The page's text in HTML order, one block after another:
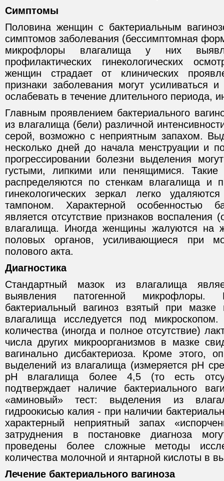
Симптомы
Половина женщин с бактериальным
симптомов заболевания (бессимптомная
микрофлоры влагалища у них
профилактических гинекологических
женщин страдает от клинических
признаки заболевания могут усиливаться
ослабевать в течение длительного периода,
Главным проявлением бактериального
из влагалища (бели) различной
серой, возможно с неприятным запахом.
несколько дней до начала менструации и
прогрессировании болезни выделения
густыми, липкими или пенящимися. Такие
распределяются по стенкам влагалища и
гинекологических зеркал легко
тампоном. Характерной особенностью
является отсутствие признаков воспаления
влагалища. Иногда женщины жалуются на
половых органов, усиливающиеся при
полового акта.
Диагностика
Стандартный мазок из влагалища
выявления патогенной
бактериальный вагиноз взятый при мазке
влагалища исследуется под
количества (иногда и полное отсутствие)
числа других микроорганизмов в мазке
вагинально дисбактериоза. Кроме этого,
выделений из влагалища (измеряется pH
pH влагалища более 4,5 (то есть
подтверждает наличие бактериального
«аминовый» тест: выделения из
гидроокисью калия - при наличии
характерный неприятный запах
затруднения в постановке диагноза
проведены более сложные методы
количества молочной и янтарной кислоты в
Лечение бактериального вагиноза